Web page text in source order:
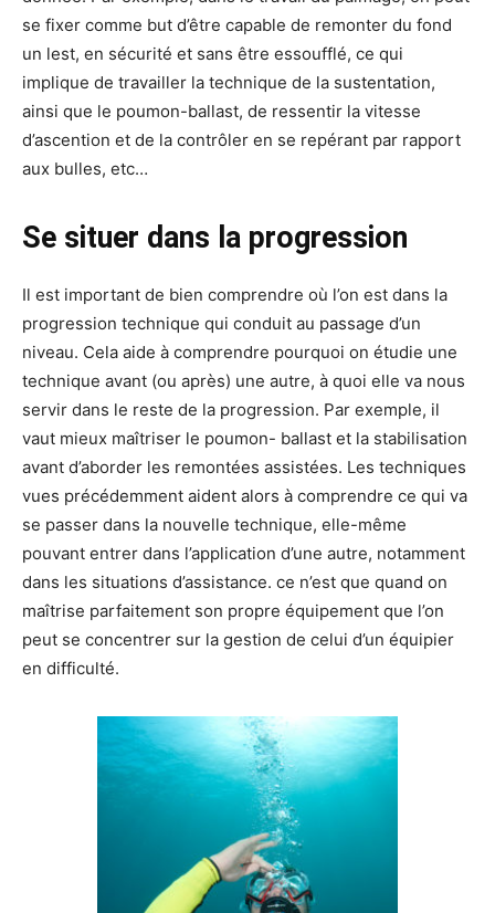
se fixer comme but d’être capable de remonter du fond
un lest, en sécurité et sans être essoufflé, ce qui
implique de travailler la technique de la sustentation,
ainsi que le poumon-ballast, de ressentir la vitesse
d’ascention et de la contrôler en se repérant par rapport
aux bulles, etc…
Se situer dans la progression
Il est important de bien comprendre où l’on est dans la
progression technique qui conduit au passage d’un
niveau. Cela aide à comprendre pourquoi on étudie une
technique avant (ou après) une autre, à quoi elle va nous
servir dans le reste de la progression. Par exemple, il
vaut mieux maîtriser le poumon- ballast et la stabilisation
avant d’aborder les remontées assistées. Les techniques
vues précédemment aident alors à comprendre ce qui va
se passer dans la nouvelle technique, elle-même
pouvant entrer dans l’application d’une autre, notamment
dans les situations d’assistance. ce n’est que quand on
maîtrise parfaitement son propre équipement que l’on
peut se concentrer sur la gestion de celui d’un équipier
en difficulté.